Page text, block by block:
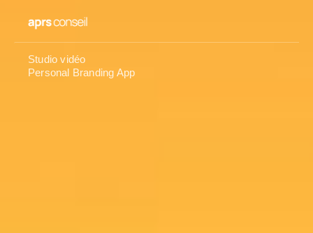
Personal Branding App
Studio vidéo